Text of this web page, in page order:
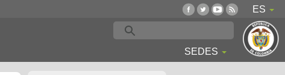
ES
SEDES